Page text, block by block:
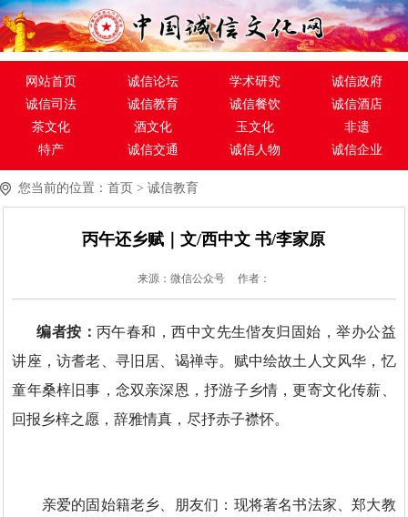
网站首页 诚信论坛 学术研究
诚信政府
诚信司法
诚信教育 诚信餐饮
诚信酒店
茶文化
酒文化 玉文化
非遗
特产
诚信交通 诚信人物
诚信企业
中国功夫
紫砂文化 陶瓷文化
红木文化
海外明星
书画
您当前的位置： 首页 > 诚信教育
丙午还乡赋｜文/西中文 书/李家原
来源：微信公众号 作者：
编者按： 丙午春和，西中文先生偕友归固始，举办公益
讲座，访耆老、寻旧居、谒禅寺。赋中绘故土人文风华，忆
童年桑梓旧事，念双亲深恩，抒游子乡情，更寄文化传薪、
回报乡梓之愿，辞雅情真，尽抒赤子襟怀。
亲爱的固始籍老乡、朋友们：现将著名书法家、郑大教